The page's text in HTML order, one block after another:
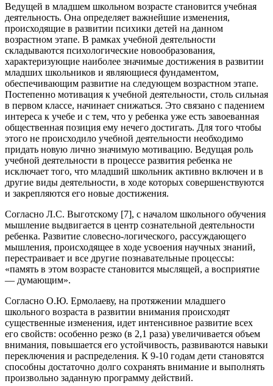
Ведущей в младшем школьном возрасте становится учебная
деятельность. Она определяет важнейшие изменения,
происходящие в развитии психики детей на данном
возрастном этапе. В рамках учебной деятельности
складываются психологические новообразования,
характеризующие наиболее значимые достижения в развитии
младших школьников и являющиеся фундаментом,
обеспечивающим развитие на следующем возрастном этапе.
Постепенно мотивация к учебной деятельности, столь сильная
в первом классе, начинает снижаться. Это связано с падением
интереса к учебе и с тем, что у ребенка уже есть завоеванная
общественная позиция ему нечего достигать. Для того чтобы
этого не происходило учебной деятельности необходимо
придать новую лично значимую мотивацию. Ведущая роль
учебной деятельности в процессе развития ребенка не
исключает того, что младший школьник активно включен и в
другие виды деятельности, в ходе которых совершенствуются
и закрепляются его новые достижения.
Согласно Л.С. Выготскому [7], с началом школьного обучения
мышление выдвигается в центр сознательной деятельности
ребенка. Развитие словесно-логического, рассуждающего
мышления, происходящее в ходе усвоения научных знаний,
перестраивает и все другие познавательные процессы:
«память в этом возрасте становится мыслящей, а восприятие
— думающим».
Согласно О.Ю. Ермолаеву, на протяжении младшего
школьного возраста в развитии внимания происходят
существенные изменения, идет интенсивное развитие всех
его свойств: особенно резко (в 2,1 раза) увеличивается объем
внимания, повышается его устойчивость, развиваются навыки
переключения и распределения. К 9-10 годам дети становятся
способны достаточно долго сохранять внимание и выполнять
произвольно заданную программу действий.